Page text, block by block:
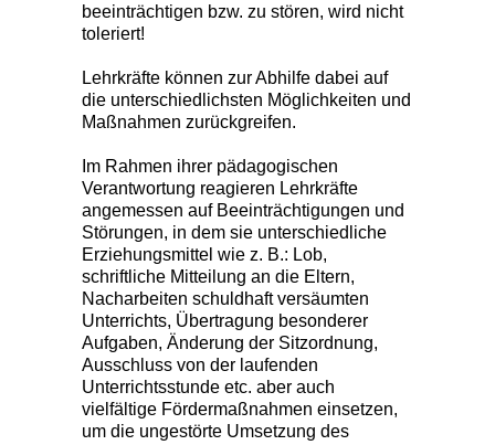
beeinträchtigen bzw. zu stören, wird nicht
toleriert!
Lehrkräfte können zur Abhilfe dabei auf
die unterschiedlichsten Möglichkeiten und
Maßnahmen zurückgreifen.
Im Rahmen ihrer pädagogischen
Verantwortung reagieren Lehrkräfte
angemessen auf Beeinträchtigungen und
Störungen, in dem sie unterschiedliche
Erziehungsmittel wie z. B.: Lob,
schriftliche Mitteilung an die Eltern,
Nacharbeiten schuldhaft versäumten
Unterrichts, Übertragung besonderer
Aufgaben, Änderung der Sitzordnung,
Ausschluss von der laufenden
Unterrichtsstunde etc. aber auch
vielfältige Fördermaßnahmen einsetzen,
um die ungestörte Umsetzung des